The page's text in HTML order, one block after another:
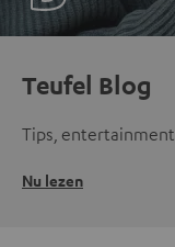
Teufel Blog
Tips,
Nu lezen